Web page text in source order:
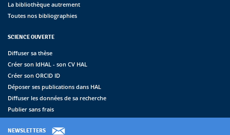
La bibliothèque autrement
Toutes nos bibliographies
SCIENCE OUVERTE
Diffuser sa thèse
Créer son IdHAL - son CV HAL
Créer son ORCID ID
Déposer ses publications dans HAL
Diffuser les données de sa recherche
Publier sans frais
NEWSLETTERS